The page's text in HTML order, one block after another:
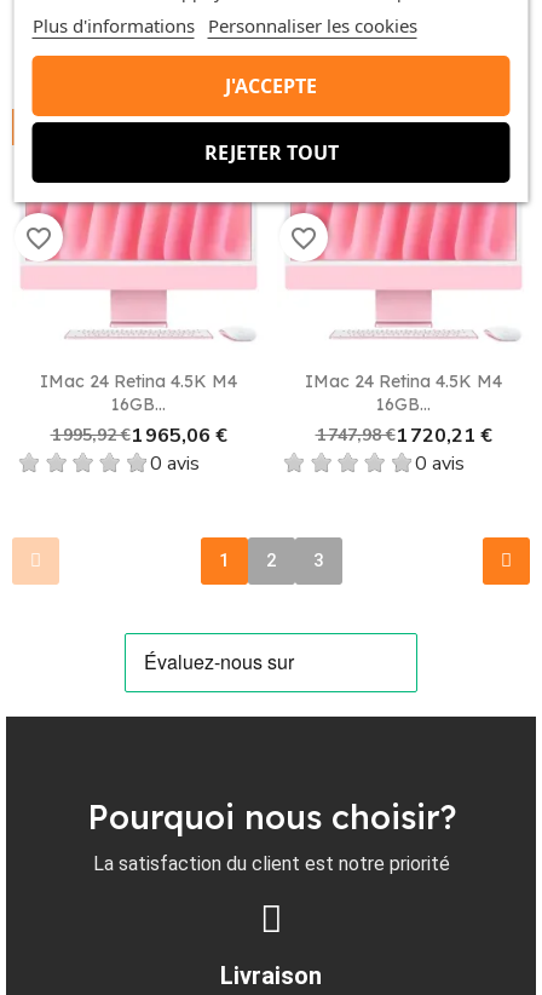
0 avis
IMac 24 Retina 4.5K M4
16GB...
1 995,92 €1 965,06 €
0 avis
-30,86 €
favorite_border
IMac 24 Retina 4.5K M4
16GB...
1 747,98 €1 720,21 €
0 avis
-27,77 €
favorite_border
1 2 3
Pourquoi nous choisir?
La satisfaction du client est notre priorité
Livraison
Plus d'informations Personnaliser les cookies
REJETER TOUT
J'ACCEPTE